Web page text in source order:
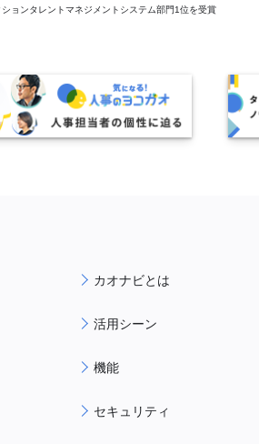
ョンタレントマネジメントシステム部門1位を受賞
カオナビとは
活用シーン
機能
セキュリティ